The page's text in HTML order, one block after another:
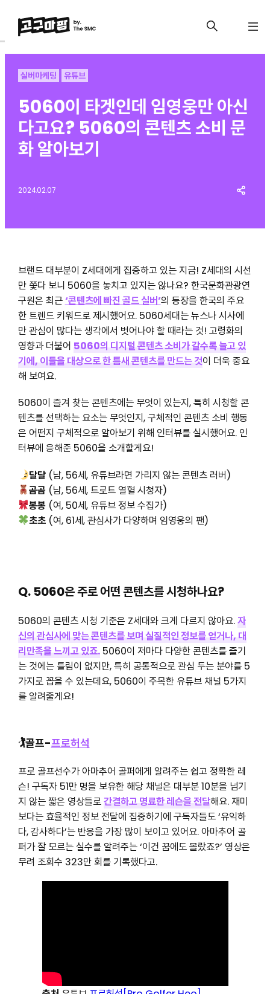
실버마케팅 유튜브
5060이 타겟인데 임영웅만 아신
다고요? 5060의 콘텐츠 소비 문
화 알아보기
2024.02.07
브랜드 대부분이 Z세대에게 집중하고 있는 지금! Z세대의 시선
만 쫓다 보니 5060을 놓치고 있지는 않나요? 한국문화관광연
구원은 최근‘콘텐츠에 빠진 골드 실버’의 등장을 한국의 주요
한 트렌드 키워드로 제시했어요. 5060세대는 뉴스나 시사에
만 관심이 많다는 생각에서 벗어나야 할 때라는 것! 고령화의
영향과 더불어 5060의 디지털 콘텐츠 소비가 갈수록 늘고 있
기에, 이들을 대상으로 한 틈새 콘텐츠를 만드는 것이 더욱 중요
해 보여요.
5060이 즐겨 찾는 콘텐츠에는 무엇이 있는지, 특히 시청할 콘
텐츠를 선택하는 요소는 무엇인지, 구체적인 콘텐츠 소비 행동
은 어떤지 구체적으로 알아보기 위해 인터뷰를 실시했어요. 인
터뷰에 응해준 5060을 소개할게요!
달달 (남, 56세, 유튜브라면 가리지 않는 콘텐츠 러버)
곰곰 (남, 56세, 트로트 열혈 시청자)
봉봉 (여, 50세, 유튜브 정보 수집가)
초초 (여, 61세, 관심사가 다양하며 임영웅의 팬)
Q. 5060은 주로 어떤 콘텐츠를 시청하나요?
5060의 콘텐츠 시청 기준은 Z세대와 크게 다르지 않아요.자
신의 관심사에 맞는 콘텐츠를 보며 실질적인 정보를 얻거나, 대
리만족을 느끼고 있죠.5060이 저마다 다양한 콘텐츠를 즐기
는 것에는 틀림이 없지만, 특히 공통적으로 관심 두는 분야를 5
가지로 꼽을 수 있는데요, 5060이 주목한 유튜브 채널 5가지
를 알려줄게요!
🏌️골프-프로허석
프로 골프선수가 아마추어 골퍼에게 알려주는 쉽고 정확한 레
슨! 구독자 51만 명을 보유한 해당 채널은 대부분 10분을 넘기
지 않는 짧은 영상들로간결하고 명료한 레슨을 전달해요. 재미
보다는 효율적인 정보 전달에 집중하기에 구독자들도 ‘유익하
다, 감사하다’는 반응을 가장 많이 보이고 있어요. 아마추어 골
퍼가 잘 모르는 실수를 알려주는 ‘이건 꿈에도 몰랐죠?’ 영상은
무려 조회수 323만 회를 기록했다고.